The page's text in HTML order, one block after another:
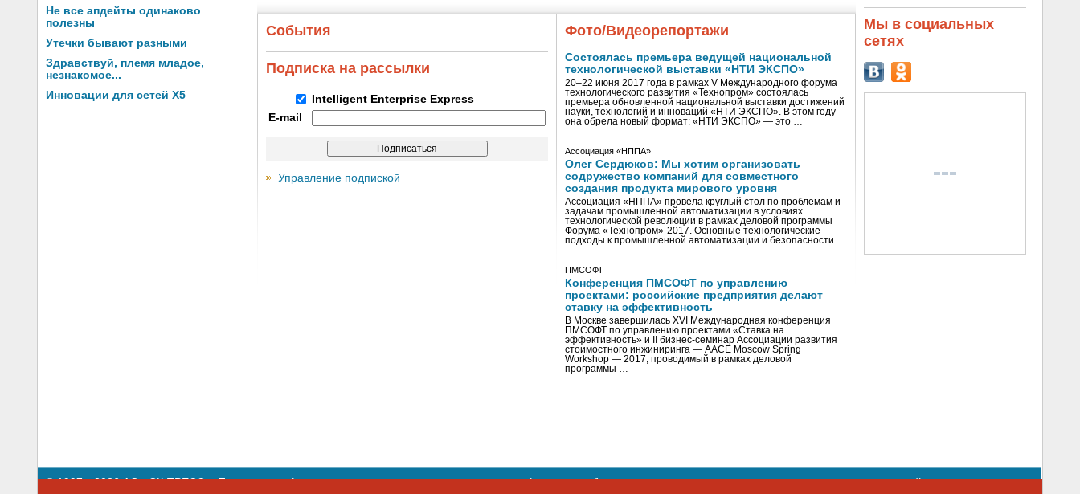
Не все апдейты одинаково
полезны
Утечки бывают разными
Здравствуй, племя младое,
незнакомое...
Инновации для сетей X5
События
Подписка на рассылки
Intelligent Enterprise Express
E-mail
Управление подпиской
Фото/Видеорепортажи
Состоялась премьера ведущей национальной
технологической выставки «НТИ ЭКСПО»
20–22 июня 2017 года в рамках V Международного форума
технологического развития «Технопром» состоялась
премьера обновленной национальной выставки достижений
науки, технологий и инноваций «НТИ ЭКСПО». В этом году
она обрела новый формат: «НТИ ЭКСПО» — это …
Ассоциация «НППА»
Олег Сердюков: Мы хотим организовать
содружество компаний для совместного
создания продукта мирового уровня
Ассоциация «НППА» провела круглый стол по проблемам и
задачам промышленной автоматизации в условиях
технологической революции в рамках деловой программы
Форума «Технопром»-2017. Основные технологические
подходы к промышленной автоматизации и безопасности …
ПМСОФТ
Конференция ПМСОФТ по управлению
проектами: российские предприятия делают
ставку на эффективность
В Москве завершилась XVI Международная конференция
ПМСОФТ по управлению проектами «Ставка на
эффективность» и II бизнес-семинар Ассоциации развития
стоимостного инжиниринга — AACE Moscow Spring
Workshop — 2017, проводимый в рамках деловой
программы …
Мы в социальных
сетях
© 1997—2026 АО «СК ПРЕСС».Политика конфиденциальности персональных данных,информация об авторских правах и порядке использования материалов сайта